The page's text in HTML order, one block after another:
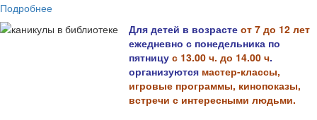
Подробнее
Для детей в возрасте от 7 до 12 лет
ежедневно с понедельника по
пятницу с 13.00 ч. до 14.00 ч.
организуются мастер-классы,
игровые программы, кинопоказы,
встречи с интересными людьми.